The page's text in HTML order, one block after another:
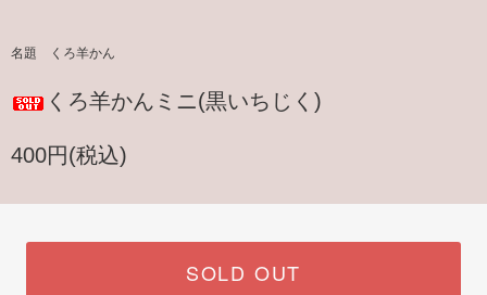
名題 くろ羊かん
くろ羊かんミニ(黒いちじく)
400円(税込)
SOLD OUT